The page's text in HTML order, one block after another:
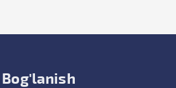
Bog'lanish